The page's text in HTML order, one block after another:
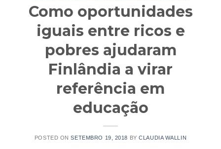
Como oportunidades
iguais entre ricos e
pobres ajudaram
Finlândia a virar
referência em
educação
POSTED ONSETEMBRO 19, 2018 BYCLAUDIA WALLIN